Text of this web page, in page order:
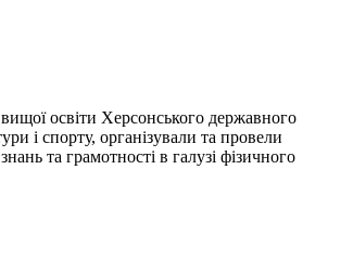
освіти Херсонського державного
і спорту, організували та провели
та грамотності в галузі фізичного